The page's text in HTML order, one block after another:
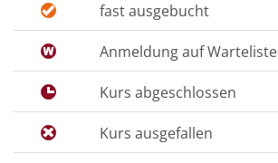
fast ausgebucht
Anmeldung auf Warteliste
Kurs abgeschlossen
Kurs ausgefallen